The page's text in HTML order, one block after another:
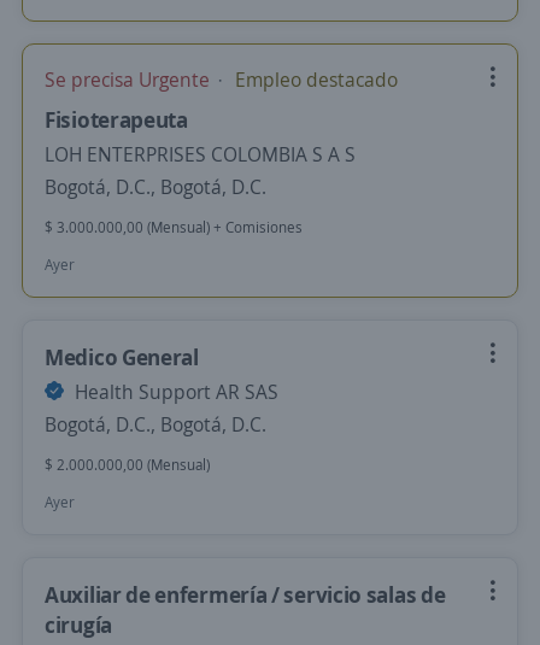
Se precisa Urgente Empleo destacado
Fisioterapeuta
LOH ENTERPRISES COLOMBIA S A S
Bogotá, D.C., Bogotá, D.C.
$ 3.000.000,00 (Mensual) + Comisiones
Ayer
Medico General
Health Support AR SAS
Bogotá, D.C., Bogotá, D.C.
$ 2.000.000,00 (Mensual)
Ayer
Auxiliar de enfermería / servicio salas de
cirugía